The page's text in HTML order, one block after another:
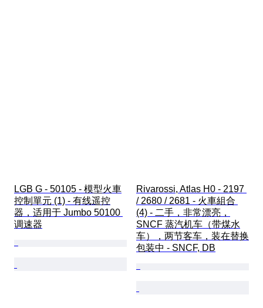
LGB G - 50105 - 模型火車
控制單元 (1) - 有线遥控
器，适用于 Jumbo 50100
调速器
Rivarossi, Atlas H0 - 2197
/ 2680 / 2681 - 火車組合
(4) - 二手，非常漂亮，
SNCF 蒸汽机车（带煤水
车），两节客车，装在替换
包装中 - SNCF, DB